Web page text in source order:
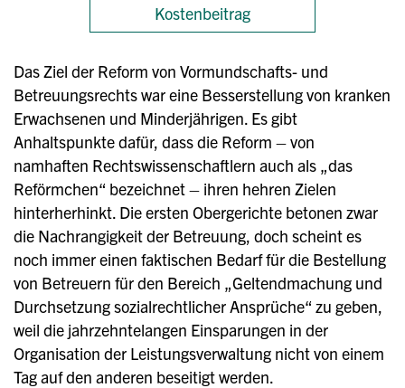
Kostenbeitrag
Das Ziel der Reform von Vormundschafts- und
Betreuungsrechts war eine Besserstellung von kranken
Erwachsenen und Minderjährigen. Es gibt
Anhaltspunkte dafür, dass die Reform – von
namhaften Rechtswissenschaftlern auch als „das
Reförmchen“ bezeichnet – ihren hehren Zielen
hinterherhinkt. Die ersten Obergerichte betonen zwar
die Nachrangigkeit der Betreuung, doch scheint es
noch immer einen faktischen Bedarf für die Bestellung
von Betreuern für den Bereich „Geltendmachung und
Durchsetzung sozialrechtlicher Ansprüche“ zu geben,
weil die jahrzehntelangen Einsparungen in der
Organisation der Leistungsverwaltung nicht von einem
Tag auf den anderen beseitigt werden.